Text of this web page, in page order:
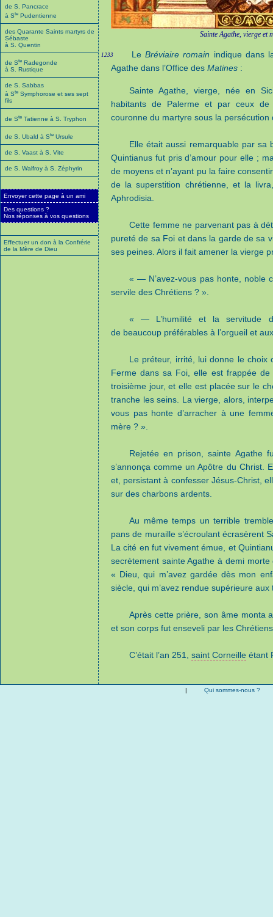
de S. Pancrace
à Ste Pudentienne
des Quarante Saints martyrs de
Sébaste
à S. Quentin
de Ste Radegonde
à S. Rustique
de S. Sabbas
à Ste Symphorose et ses sept
fils
de Ste Tatienne à S. Tryphon
de S. Ubald à Ste Ursule
de S. Vaast à S. Vite
de S. Walfroy à S. Zéphyrin
Envoyer cette page à un ami
Des questions ?
Nos réponses à vos questions
Effectuer un don à la Confrérie
de la Mère de Dieu
Sainte Agathe, vierge et
1233 LeBréviaire romain indique dans
Agathe dans l’Office des Matines :
Sainte Agathe, vierge, née en
habitants de Palerme et par ceux
couronne du martyre sous la persécution
Elle était aussi remarquable par sa
Quintianus fut pris d’amour pour elle ;
de moyens et n’ayant pu la faire
de la superstition chrétienne, et la
Aphrodisia.
Cette femme ne parvenant pas à
pureté de sa Foi et dans la garde de sa
ses peines. Alors il fait amener la vierge
« — N’avez-vous pas honte, noble
servile des Chrétiens ? ».
« — L’humilité et la servitude
de beaucoup préférables à l’orgueil et
Le préteur, irrité, lui donne le choix
Ferme dans sa Foi, elle est frappée
troisième jour, et elle est placée sur le
tranche les seins. La vierge, alors,
vous pas honte d’arracher à une
mère ? ».
Rejetée en prison, sainte Agathe
s’annonça comme un Apôtre du Christ.
et, persistant à confesser Jésus-Christ,
sur des charbons ardents.
Au même temps un terrible
pans de muraille s’écroulant écrasèrent
La cité en fut vivement émue, et
secrètement sainte Agathe à demi
« Dieu, qui m’avez gardée dès mon
siècle, qui m’avez rendue supérieure
Après cette prière, son âme monta
et son corps fut enseveli par les
C’était l’an 251, saint Corneille étant
| Qui sommes-nous ?